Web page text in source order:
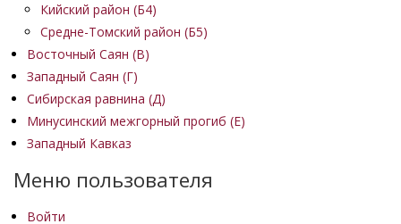
Кийский район (Б4)
Средне-Томский район (Б5)
Восточный Саян (B)
Западный Саян (Г)
Сибирская равнина (Д)
Минусинский межгорный прогиб (Е)
Западный Кавказ
Меню пользователя
Войти